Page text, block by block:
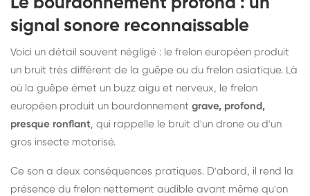
signal sonore reconnaissable
Voici un détail souvent négligé : le frelon européen produit
un bruit très différent de la guêpe ou du frelon asiatique. Là
où la guêpe émet un buzz aigu et nerveux, le frelon
européen produit un bourdonnement grave, profond,
presque ronflant, qui rappelle le bruit d'un drone ou d'un
gros insecte motorisé.
Ce son a deux conséquences pratiques. D'abord, il rend la
présence du frelon nettement audible avant même qu'on